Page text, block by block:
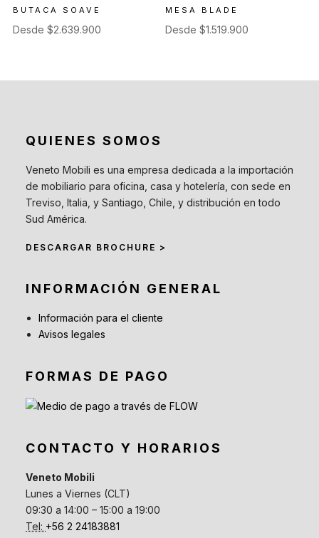
BUTACA SOAVE
Desde $2.639.900
MESA BLADE
Desde$1.519.900
QUIENES SOMOS
Veneto Mobili es una empresa dedicada a la importación
de mobiliario para oficina, casa y hotelería, con sede en
Treviso, Italia, y Santiago, Chile, y distribución en todo
Sud América.
DESCARGAR BROCHURE >
INFORMACIÓN GENERAL
Información para el cliente
Avisos legales
FORMAS DE PAGO
CONTACTO Y HORARIOS
Veneto Mobili
Lunes a Viernes (CLT)
09:30 a 14:00 – 15:00 a 19:00
Tel: +56 2 24183881